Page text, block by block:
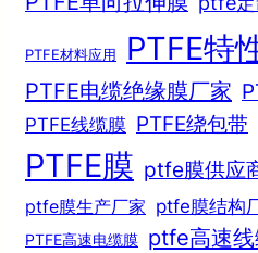
PTFE材料应用 PTFE特
PTFE电缆绝缘膜厂家
PTFE线缆膜 PTFE绕包带
PTFE膜 ptfe膜供应
ptfe膜生产厂家 ptfe膜结构
PTFE高速电缆膜 ptfe高速